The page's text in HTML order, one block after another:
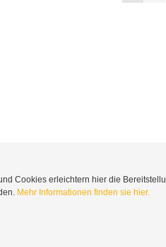
Sie uns
Cookies erleichtern hier die
Mehr Informationen finden sie hier.